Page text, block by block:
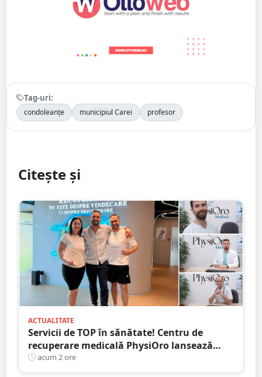
Tag-uri:
condoleanțe municipiul Carei profesor
Citește și
ACTUALITATE
Servicii de TOP în sănătate! Centru de
recuperare medicală PhysiOro lansează
Divizia medicală PhysiOro
acum 2 ore